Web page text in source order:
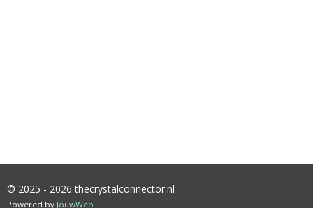
© 2025 - 2026 thecrystalconnector.nl
Powered by JouwWeb